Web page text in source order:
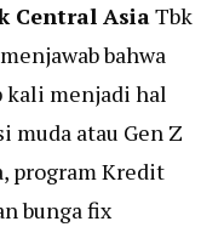
Central AsiaTbk
bahwa
menjadi hal
muda atau Gen Z
program Kredit
bunga fix